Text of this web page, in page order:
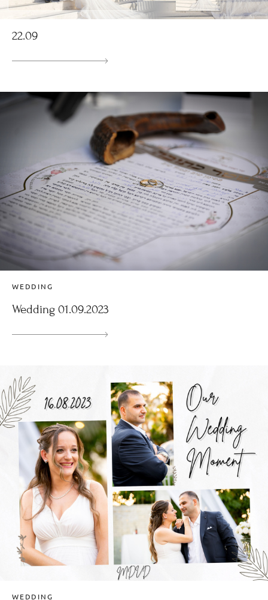
22.09
WEDDING
Wedding 01.09.2023
WEDDING